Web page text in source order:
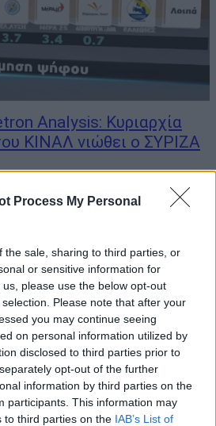
Process My Personal
the sale, sharing to third parties, or
or sensitive information for
please use the below opt-out
Please note that after your
you may continue seeing
on personal information utilized by
disclosed to third parties prior to
opt-out of the further
information by third parties on the
participants. This information may
to third parties on the IAB’s List of
Analysis: Κυριαρχία
ΚΙΝΑΛ νιώθει ο ΣΥΡΙΖΑ
η Metron Analysis η οποία
δελτίο ειδήσεων του MEGA το
στον ΣΥΡΙΖΑ, ενώ αξιοσημείωτη
άνοδο παρουσιάζει το Κίνημα Αλλαγής. Στην πρόθεση...